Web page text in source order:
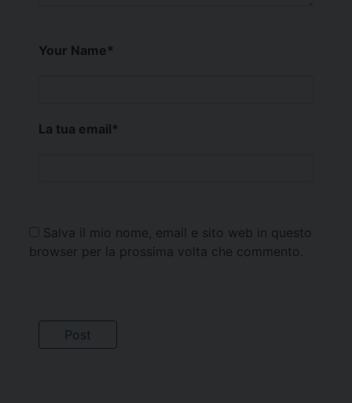
Your Name*
La tua email*
Salva il mio nome, email e sito web in questo
browser per la prossima volta che commento.